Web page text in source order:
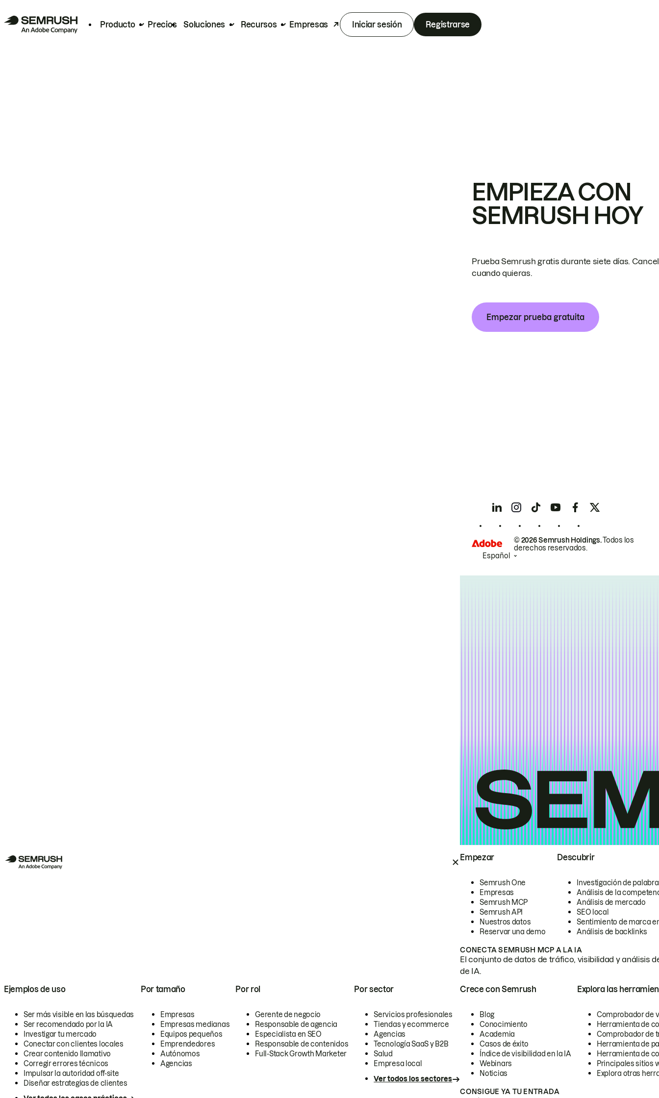
Producto Precios Soluciones Recursos Empresas Iniciar sesión Registrarse
Empezar
Semrush One
Empresas
Semrush MCP
Semrush API
Nuestros datos
Reservar una demo
Descubrir
Investigación de
Análisis de la
Análisis de mercado
SEO local
Sentimiento de marca
Análisis de backlinks
CONECTA SEMRUSH MCP A LA IA
El conjunto de datos de tráfico, visibilidad y análisis
de IA.
Ejemplos de uso
Ser más visible en las búsquedas
Ser recomendado por la IA
Investigar tu mercado
Conectar con clientes locales
Crear contenido llamativo
Corregir errores técnicos
Impulsar la autoridad off-site
Diseñar estrategias de clientes
Por tamaño
Empresas
Empresas medianas
Equipos pequeños
Emprendedores
Autónomos
Agencias
Por rol
Gerente de negocio
Responsable de agencia
Especialista en SEO
Responsable de contenidos
Full-Stack Growth Marketer
Por sector
Servicios profesionales
Tiendas y ecommerce
Agencias
Tecnología SaaS y B2B
Salud
Empresa local
Ver todos los sectores
Crece con Semrush
Blog
Conocimiento
Academia
Casos de éxito
Índice de visibilidad en la IA
Webinars
Noticias
Explora las
Comprobador de
Herramienta de
Comprobador de
Herramienta de
Herramienta de
Principales sitios
Explora otras
CONSIGUE YA TU ENTRADA
EMPIEZA CON
SEMRUSH HOY
Prueba Semrush gratis durante siete días.
cuando quieras.
Empezar prueba gratuita
© 2026 Semrush Holdings.Todos los
derechos reservados.
Español